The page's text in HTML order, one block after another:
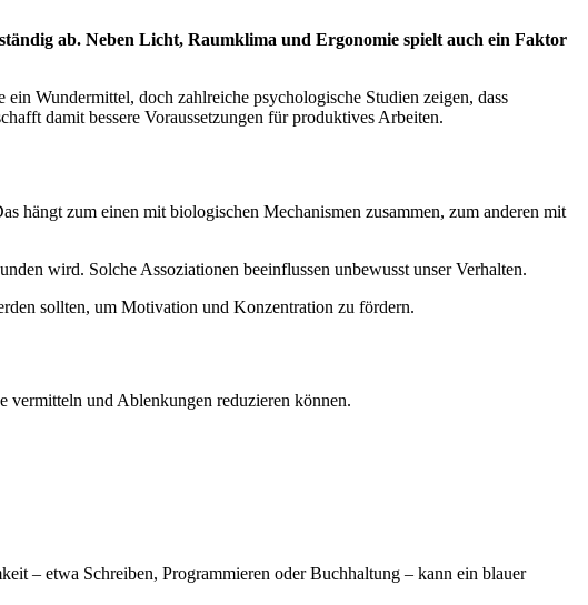
ab. Neben Licht, Raumklima und Ergonomie spielt auch ein Faktor
Wundermittel, doch zahlreiche psychologische Studien zeigen, dass
damit bessere Voraussetzungen für produktives Arbeiten.
hängt zum einen mit biologischen Mechanismen zusammen, zum anderen mit
wird. Solche Assoziationen beeinflussen unbewusst unser Verhalten.
sollten, um Motivation und Konzentration zu fördern.
vermitteln und Ablenkungen reduzieren können.
– etwa Schreiben, Programmieren oder Buchhaltung – kann ein blauer